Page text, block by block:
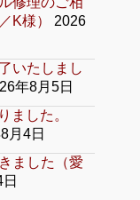
K様）
2026
いたしまし
年8月5日
ました。
月4日
ました（愛